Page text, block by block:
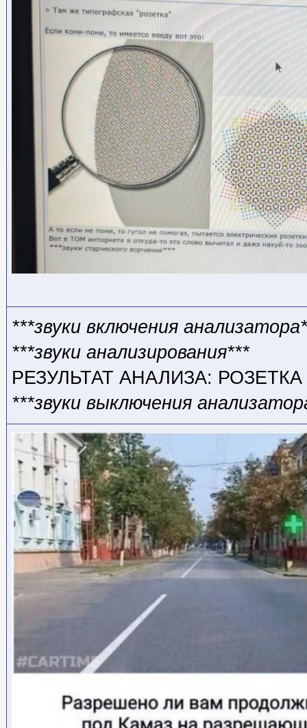
***звуки включения
***звуки анализирования***
РЕЗУЛЬТАТ АНАЛИЗА:
***звуки выключения